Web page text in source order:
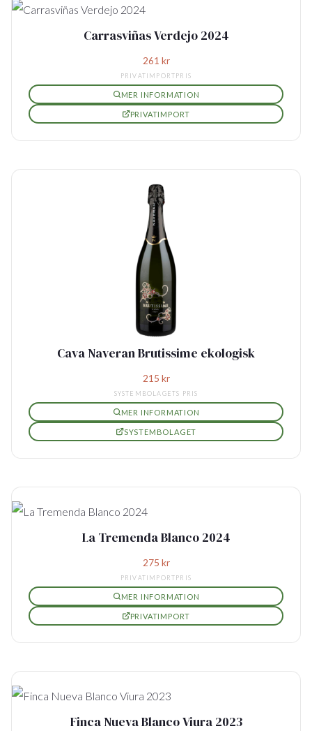
Carrasviñas Verdejo 2024
261 kr
PRIVATIMPORTPRIS
MER INFORMATION
PRIVATIMPORT
Cava Naveran Brutissime ekologisk
215 kr
SYSTEMBOLAGETS PRIS
MER INFORMATION
SYSTEMBOLAGET
La Tremenda Blanco 2024
275 kr
PRIVATIMPORTPRIS
MER INFORMATION
PRIVATIMPORT
Finca Nueva Blanco Viura 2023